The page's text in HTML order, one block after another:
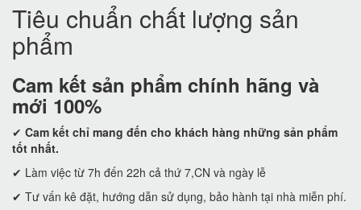
Tiêu chuẩn chất lượng sản
phẩm
Cam kết sản phẩm chính hãng và
mới 100%
✔ Cam kết chỉ mang đến cho khách hàng những sản phẩm
tốt nhất.
✔ Làm việc từ 7h đến 22h cả thứ 7,CN và ngày lễ
✔ Tư vấn kê đặt, hướng dẫn sử dụng, bảo hành tại nhà miễn phí.